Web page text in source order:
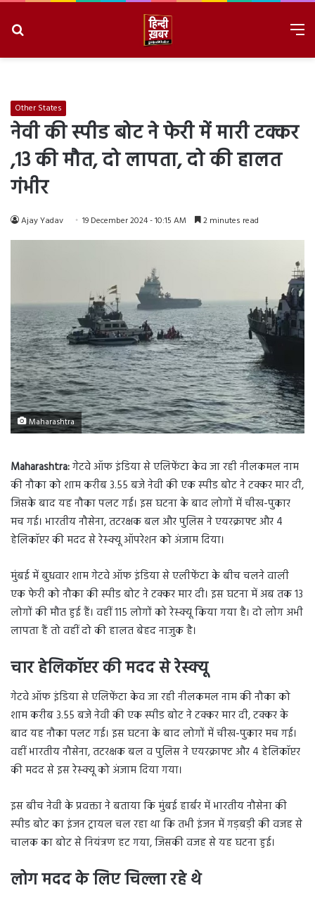
Other States
नेवी की स्पीड बोट ने फेरी में मारी टक्कर
,13 की मौत, दो लापता, दो की हालत
गंभीर
Ajay Yadav 19 December 2024 - 10:15 AM 2 minutes read
Maharashtra
Maharashtra:गेटवे ऑफ इंडिया से एलिफेंटा केव जा रही नीलकमल नाम
की नौका को शाम करीब 3.55 बजे नेवी की एक स्पीड बोट ने टक्कर मार दी,
जिसके बाद यह नौका पलट गई। इस घटना के बाद लोगों में चीख-पुकार
मच गई। भारतीय नौसेना, तटरक्षक बल और पुलिस ने एयरक्राफ्ट और 4
हेलिकॉप्टर की मदद से रेस्क्यू ऑपरेशन को अंजाम दिया।
मुंबई में बुधवार शाम गेटवे ऑफ इंडिया से एलीफेंटा के बीच चलने वाली
एक फेरी को नौका की स्पीड बोट ने टक्कर मार दी। इस घटना में अब तक 13
लोगों की मौत हुई हैं। वहीं 115 लोगों को रेस्क्यू किया गया है। दो लोग अभी
लापता हैं तो वहीं दो की हालत बेहद नाजुक है।
चार हेलिकॉप्टर की मदद से रेस्क्यू
गेटवे ऑफ इंडिया से एलिफेंटा केव जा रही नीलकमल नाम की नौका को
शाम करीब 3.55 बजे नेवी की एक स्पीड बोट ने टक्कर मार दी, टक्कर के
बाद यह नौका पलट गई। इस घटना के बाद लोगों में चीख-पुकार मच गई।
वहीं भारतीय नौसेना, तटरक्षक बल व पुलिस ने एयरक्राफ्ट और 4 हेलिकॉप्टर
की मदद से इस रेस्क्यू को अंजाम दिया गया।
इस बीच नेवी के प्रवक्ता ने बताया कि मुंबई हार्बर में भारतीय नौसेना की
स्पीड बोट का इंजन ट्रायल चल रहा था कि तभी इंजन में गड़बड़ी की वजह से
चालक का बोट से नियंत्रण हट गया, जिसकी वजह से यह घटना हुई।
लोग मदद के लिए चिल्ला रहे थे